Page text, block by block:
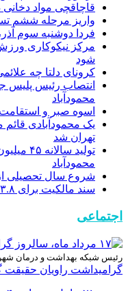
قاچاقچی مواد دخانی
واریز مرحله ششم
فردا دوشنبه سوم
مرکز نیکوکاری ورزش
شود
کرونای دلتا چه
انتصاب رئیس پلیس
محمودآباد
اسوه صبر و
یک محمودآبادی
تهران شد
تولید
محمودآباد
شروع سال تحصیلی
سند مالکیت برای ۳.۸ میلیون قطعه بافت روستایی صادر شد
اجتماعی
رئیس شبکه بهداشت و درمان
گرامیداشت راویان حقیقت